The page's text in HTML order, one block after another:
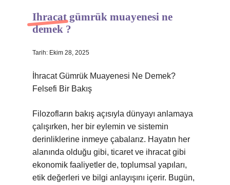
Hakkımızda
Ihracat gümrük muayenesi ne
demek ?
Tarih: Ekim 28, 2025
İhracat Gümrük Muayenesi Ne Demek?
Felsefi Bir Bakış
Filozofların bakış açısıyla dünyayı anlamaya
çalışırken, her bir eylemin ve sistemin
derinliklerine inmeye çabalarız. Hayatın her
alanında olduğu gibi, ticaret ve ihracat gibi
ekonomik faaliyetler de, toplumsal yapıları,
etik değerleri ve bilgi anlayışını içerir. Bugün,